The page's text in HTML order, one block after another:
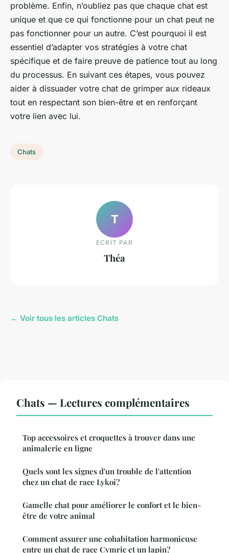
problème. Enfin, n’oubliez pas que chaque chat est
unique et que ce qui fonctionne pour un chat peut ne
pas fonctionner pour un autre. C’est pourquoi il est
essentiel d’adapter vos stratégies à votre chat
spécifique et de faire preuve de patience tout au long
du processus. En suivant ces étapes, vous pouvez
aider à dissuader votre chat de grimper aux rideaux
tout en respectant son bien-être et en renforçant
votre lien avec lui.
Chats
T
ECRIT PAR
Théa
← Voir tous les articles Chats
Chats — Lectures complémentaires
Top accessoires et croquettes à trouver dans une
animalerie en ligne
Quels sont les signes d'un trouble de l'attention
chez un chat de race Lykoi?
Gamelle chat pour améliorer le confort et le bien-
être de votre animal
Comment assurer une cohabitation harmonieuse
entre un chat de race Cymric et un lapin?